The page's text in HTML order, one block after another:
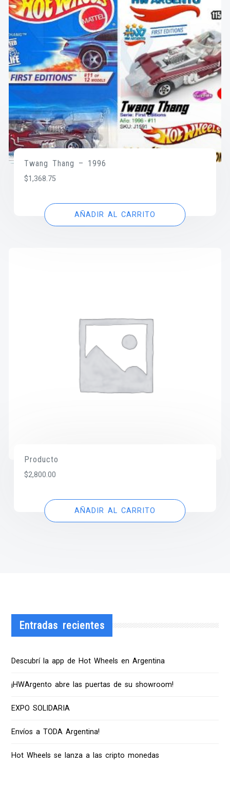
Twang Thang – 1996
$1,368.75
AÑADIR AL CARRITO
Producto
$2,800.00
AÑADIR AL CARRITO
Entradas recientes
Descubrí la app de Hot Wheels en Argentina
¡HWArgento abre las puertas de su showroom!
EXPO SOLIDARIA
Envíos a TODA Argentina!
Hot Wheels se lanza a las cripto monedas